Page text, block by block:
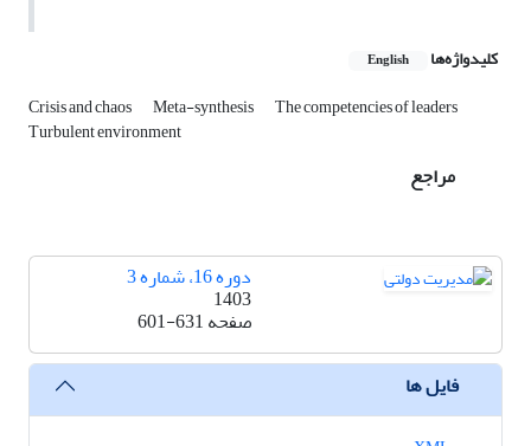
کلیدواژه‌ها English
Crisis and chaos Meta-synthesis The competencies of leaders
Turbulent environment
مراجع
دوره 16، شماره 3
1403
صفحه601-631
فایل ها